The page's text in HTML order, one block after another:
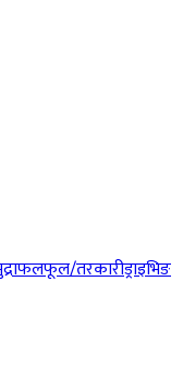
फलफूल/तरकारीड्राइभिङ